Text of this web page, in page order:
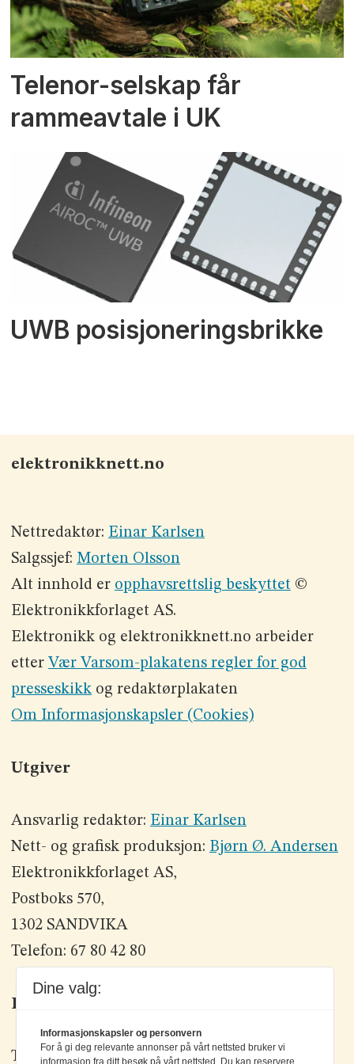
Telenor-selskap får
rammeavtale i UK
UWB posisjoneringsbrikke
elektronikknett.no
Nettredaktør: Einar Karlsen
Salgssjef: Morten Olsson
Alt innhold er opphavsrettslig beskyttet©
Elektronikkforlaget AS.
Elektronikk og elektronikknett.no arbeider
etter Vær Varsom-plakatens regler for god
presseskikkog redaktørplakaten
Om Informasjonskapsler (Cookies)
Utgiver
Ansvarlig redaktør: Einar Karlsen
Nett- og grafisk produksjon: Bjørn Ø. Andersen
Elektronikkforlaget AS,
Postboks 570,
1302 SANDVIKA
Telefon: 67 80 42 80
Kontakt oss
Tlf: +47 67 80 42 80
Dine valg:
Informasjonskapsler og personvern
For å gi deg relevante annonser på vårt nettsted bruker vi
informasjon fra ditt besøk på vårt nettsted. Du kan reservere